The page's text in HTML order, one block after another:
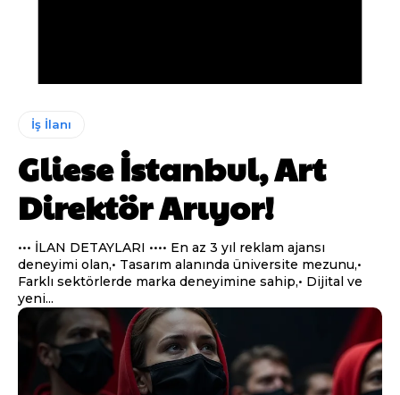
İş İlanı
Gliese İstanbul, Art
Direktör Arıyor!
••• İLAN DETAYLARI •••• En az 3 yıl reklam ajansı
deneyimi olan,• Tasarım alanında üniversite mezunu,•
Farklı sektörlerde marka deneyimine sahip,• Dijital ve
yeni...